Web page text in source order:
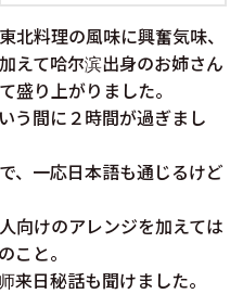
北料理の風味に興奮気味、
えて哈尔滨出身のお姉さん
盛り上がりました。
う間に２時間が過ぎまし
、一応日本語も通じるけど
向けのアレンジを加えては
こと。
来日秘話も聞けました。